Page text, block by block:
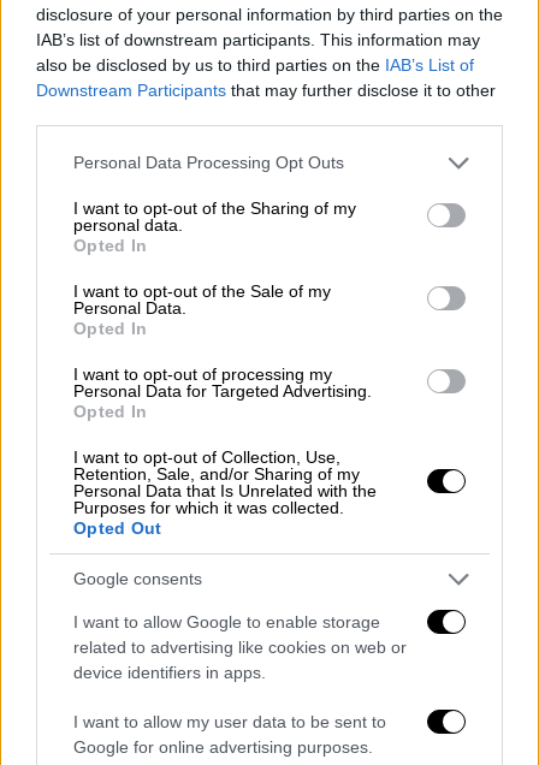
disclosure of your personal information by third parties on the
IAB’s list of downstream participants. This information may
also be disclosed by us to third parties on the IAB’s List of
Downstream Participants that may further disclose it to other
Please note that this website/app uses one or more Google
not limited to your visit or usage behaviour. You may click to
grant or deny consent to Google and its third-party tags to
use your data for below specified purposes in below Google
consent section.
Personal Data Processing Opt Outs
I want to opt-out of the Sharing of my
personal data.
Opted In
I want to opt-out of the Sale of my
Personal Data.
Opted In
I want to opt-out of processing my
Personal Data for Targeted Advertising.
Opted In
I want to opt-out of Collection, Use,
Retention, Sale, and/or Sharing of my
Personal Data that Is Unrelated with the
Purposes for which it was collected.
Opted Out
Google consents
I want to allow Google to enable storage
related to advertising like cookies on web or
device identifiers in apps.
I want to allow my user data to be sent to
Google for online advertising purposes.
Καμπαρέ, afro beat, αυτοσχεδιασμοί και
ειρωνεία του μπαλέτου στη
Θεσσαλονίκη
Τρεις πρωτοποριακές παραστάσεις χορού
φιλοξενούν τα 54α «Δημήτρια» του δήμου
Θεσσαλονίκης